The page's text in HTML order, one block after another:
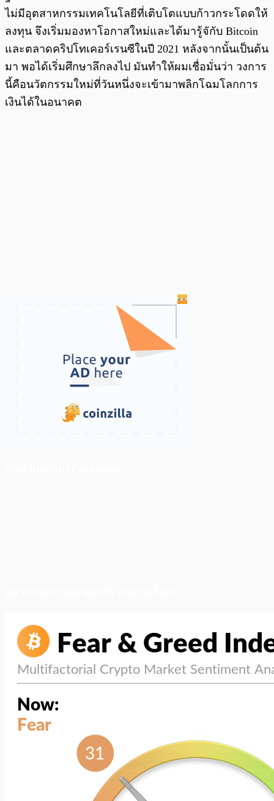
ไม่มีอุตสาหกรรมเทคโนโลยีที่เติบโตแบบก้าวกระโดดให้
ลงทุน จึงเริ่มมองหาโอกาสใหม่และได้มารู้จักับ Bitcoin
และตลาดคริปโทเคอร์เรนซีในปี 2021 หลังจากนั้นเป็นต้น
มา พอได้เริ่มศึกษาลึกลงไป มันทำให้ผมเชื่อมั่นว่า วงการ
นี้คือนวัตกรรมใหม่ที่วันหนึ่งจะเข้ามาพลิกโฉมโลกการ
เงินได้ในอนาคต